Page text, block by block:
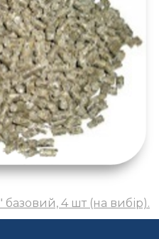
базовий, 4 шт (на вибір).